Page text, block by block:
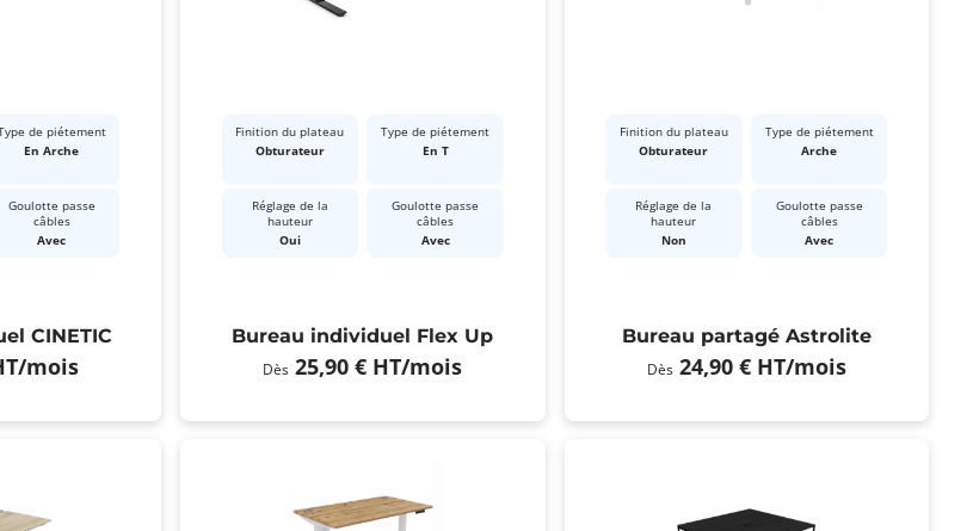
de piétement
En Arche
Goulotte passe
câbles
Avec
CINETIC
/mois
Finition du plateau
Obturateur
Type de piétement
En T
Réglage de la
hauteur
Oui
Goulotte passe
câbles
Avec
Bureau individuel Flex Up
Dès 25,90 € HT/mois
Finition du plateau
Obturateur
Type de piétement
Arche
Réglage de la
hauteur
Non
Goulotte passe
câbles
Avec
Bureau partagé Astrolite
Dès 24,90 € HT/mois